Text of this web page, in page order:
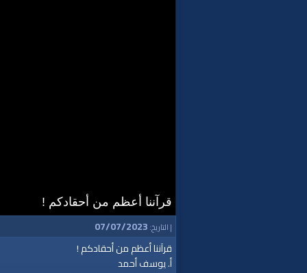
قرآننا أعظم من أحقادكم !
| التاريخ: 07/07/2023
قرآننا أعظم من أحقادكم !
أ. يوسف أحمد